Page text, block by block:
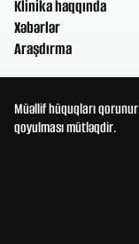
Klinika haqqında
Xəbərlər
Araşdırma
Müəllif hüquqları
qoyulması mütləqdir.